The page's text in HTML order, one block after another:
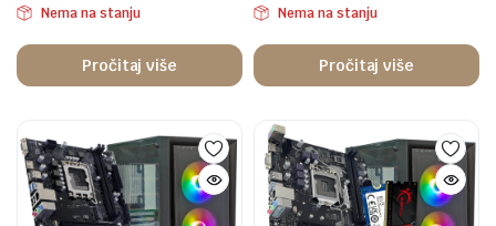
Nema na stanju
Pročitaj više
Nema na stanju
Pročitaj više